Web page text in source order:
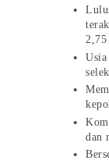
2,75
Usia
dan